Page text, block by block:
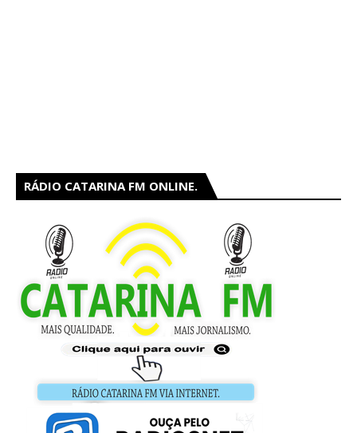
RÁDIO CATARINA FM ONLINE.